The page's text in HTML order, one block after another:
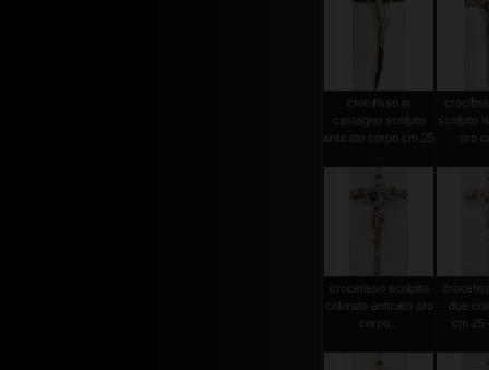
crocifisso in
castagno scolpito
anticato corpo cm.25
scolpito
oro
crocefisso scolpito
colorato anticato oro
corpo...
due
cm.25